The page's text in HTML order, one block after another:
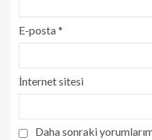
E-posta*
İnternet sitesi
Daha sonraki